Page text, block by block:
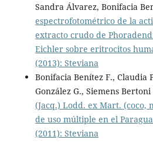
Sandra Álvarez, Bonifacia
espectrofotométrico de la
extracto crudo de
Eichler sobre eritrocitos
(2013): Steviana
Bonifacia Benítez F., Claudia
González G., Siemens Bertoni
(Jacq.) Lodd. ex Mart. (coco,
de uso múltiple en el
(2011): Steviana